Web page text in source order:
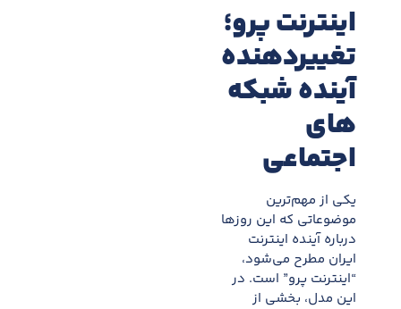
اینترنت پرو؛
تغییردهنده
آینده شبکه
های
اجتماعی
یکی از مهم‌ترین
موضوعاتی که این روزها
درباره آینده اینترنت
ایران مطرح می‌شود،
“اینترنت پرو” است. در
این مدل، بخشی از